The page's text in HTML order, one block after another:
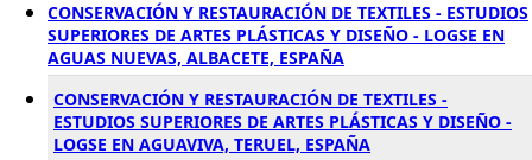
CONSERVACIÓN Y RESTAURACIÓN DE TEXTILES - ESTUDIOS
SUPERIORES DE ARTES PLÁSTICAS Y DISEÑO - LOGSE EN
AGUAS NUEVAS, ALBACETE, ESPAÑA
CONSERVACIÓN Y RESTAURACIÓN DE TEXTILES -
ESTUDIOS SUPERIORES DE ARTES PLÁSTICAS Y DISEÑO -
LOGSE EN AGUAVIVA, TERUEL, ESPAÑA